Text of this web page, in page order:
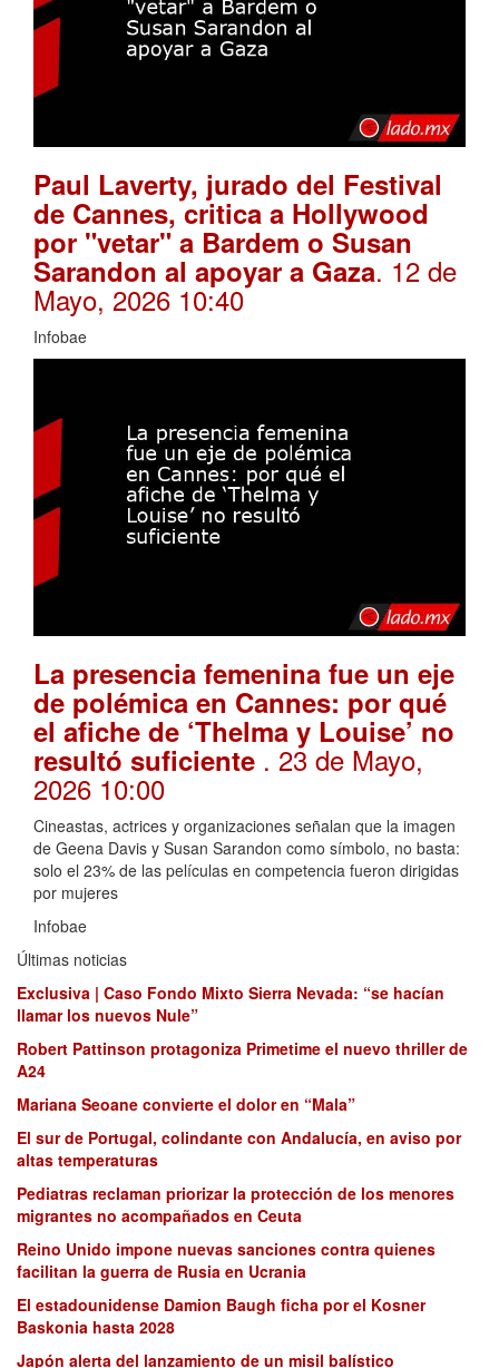
Paul Laverty, jurado del Festival
de Cannes, critica a Hollywood
por "vetar" a Bardem o Susan
Sarandon al apoyar a Gaza. 12 de
Mayo, 2026 10:40
Infobae
La presencia femenina fue un eje
de polémica en Cannes: por qué
el afiche de ‘Thelma y Louise’ no
resultó suficiente . 23 de Mayo,
2026 10:00
Cineastas, actrices y organizaciones señalan que la imagen
de Geena Davis y Susan Sarandon como símbolo, no basta:
solo el 23% de las películas en competencia fueron dirigidas
por mujeres
Infobae
Últimas noticias
Exclusiva | Caso Fondo Mixto Sierra Nevada: “se hacían
llamar los nuevos Nule”
Robert Pattinson protagoniza Primetime el nuevo thriller de
A24
Mariana Seoane convierte el dolor en “Mala”
El sur de Portugal, colindante con Andalucía, en aviso por
altas temperaturas
Pediatras reclaman priorizar la protección de los menores
migrantes no acompañados en Ceuta
Reino Unido impone nuevas sanciones contra quienes
facilitan la guerra de Rusia en Ucrania
El estadounidense Damion Baugh ficha por el Kosner
Baskonia hasta 2028
Japón alerta del lanzamiento de un misil balístico